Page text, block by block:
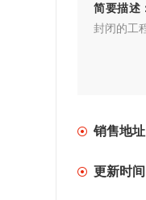
简要描述
封闭的工
销售地址
更新时间